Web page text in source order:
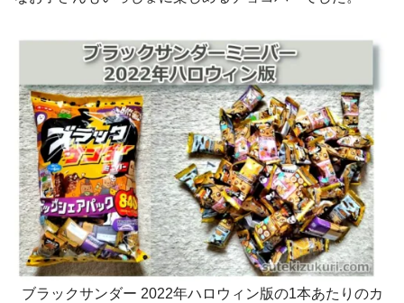
ブラックサンダー 2022年ハロウィン版の1本あたりのカ